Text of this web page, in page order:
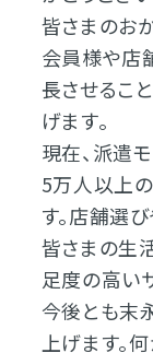
皆さまのお
会員様や店
長させるこ
げます。
現在、派遣
5万人以上
す。店舗選
皆さまの生
足度の高い
今後とも末
上げます。